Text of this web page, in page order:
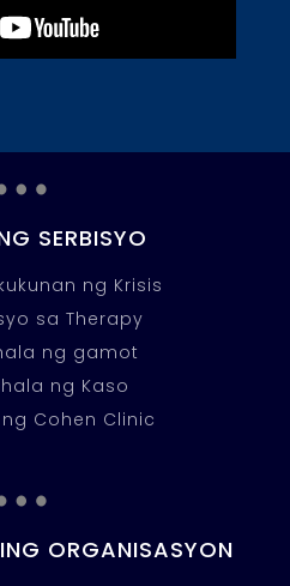
SERBISYO
ng Krisis
sa Therapy
ng gamot
ng Kaso
Cohen Clinic
ORGANISASYON